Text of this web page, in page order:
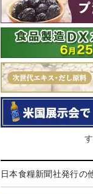
日本食糧新聞社発行の